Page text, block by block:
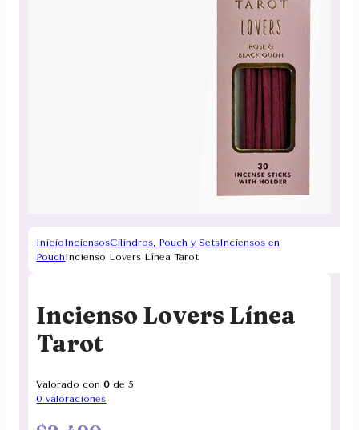
InicioInciensosCilindros, Pouch y SetsInciensos en
PouchIncienso Lovers Línea Tarot
Incienso Lovers Línea
Tarot
Valorado con0 de 5
0 valoraciones